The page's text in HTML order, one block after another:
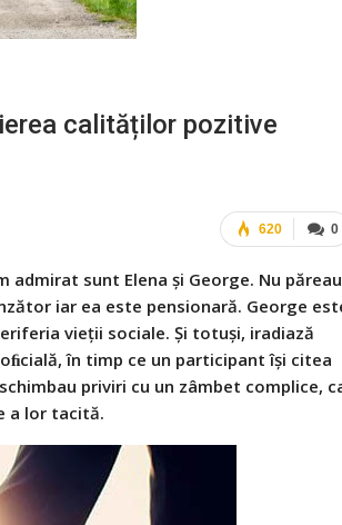
calităților pozitive
0
620
sunt Elena şi George. Nu
iar ea este pensionară. George
vieţii sociale. Şi totuşi, iradiază
în timp ce un participant îşi citea
priviri cu un zâmbet complice,
a lor tacită.